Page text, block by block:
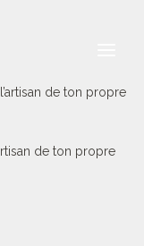
de ton propre
de ton propre